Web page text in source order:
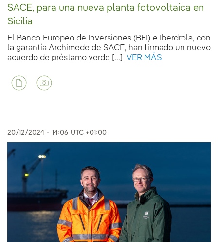
SACE, para una nueva planta fotovoltaica en
Sicilia
El Banco Europeo de Inversiones (BEI) e Iberdrola, con
la garantía Archimede de SACE, han firmado un nuevo
acuerdo de préstamo verde [...]
VER MÁS
20/12/2024 - 14:06 UTC +01:00